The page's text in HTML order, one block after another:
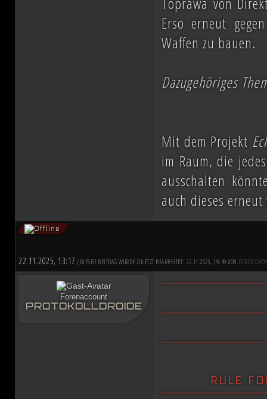
Erso erneut
Waffen zu bauen.
Dazugehöriges
Mit dem Projekt
im Raum, die
ausschalten
auch dieses
22.11.2025, 13:17 (DIESER BEITRAG WURDE ZULETZT BEARBEITET: 22.11.2025, 19:49 VON FORCE
Forenaccount
PROTOKOLLDROIDE
rule